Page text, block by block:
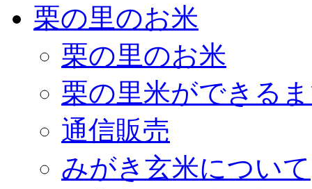
栗の里のお米
栗の里のお米
栗の里米ができる
通信販売
みがき玄米について